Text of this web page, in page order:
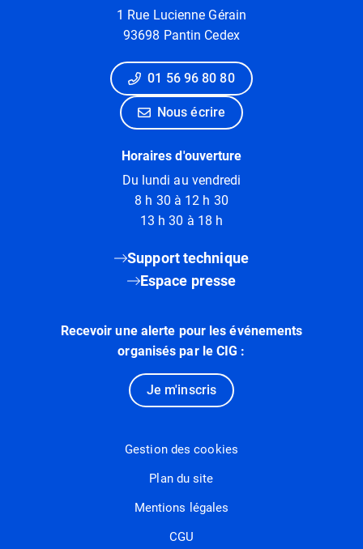
1 Rue Lucienne Gérain
93698 Pantin Cedex
01 56 96 80 80
Nous écrire
Horaires d'ouverture
Du lundi au vendredi
8 h 30 à 12 h 30
13 h 30 à 18 h
Support technique
Espace presse
Recevoir une alerte pour les événements
organisés par le CIG :
Je m'inscris
Gestion des cookies
Plan du site
Mentions légales
CGU